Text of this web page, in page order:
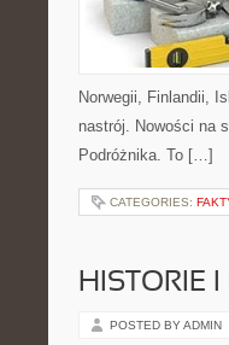
Norwegii, Finlandii,
nastrój. Nowości na
Podróżnika. To […]
CATEGORIES:
HISTORIE
POSTED BY ADMIN